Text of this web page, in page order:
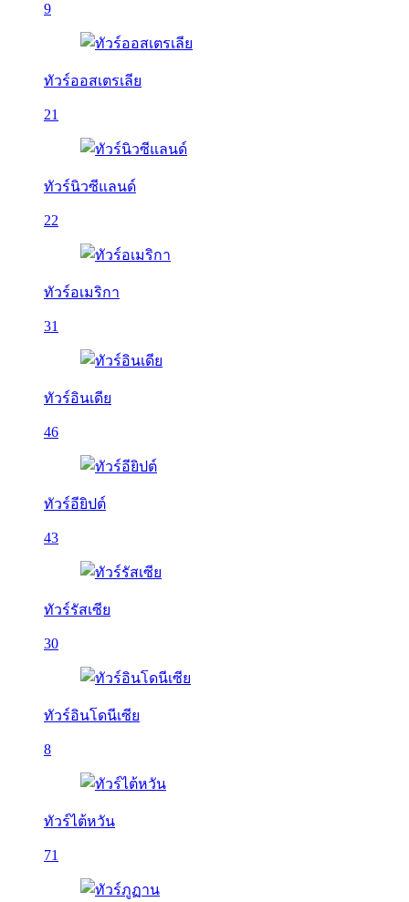
9
ทัวร์ออสเตรเลีย
21
ทัวร์นิวซีแลนด์
22
ทัวร์อเมริกา
31
ทัวร์อินเดีย
46
ทัวร์อียิปต์
43
ทัวร์รัสเซีย
30
ทัวร์อินโดนีเซีย
8
ทัวร์ไต้หวัน
71